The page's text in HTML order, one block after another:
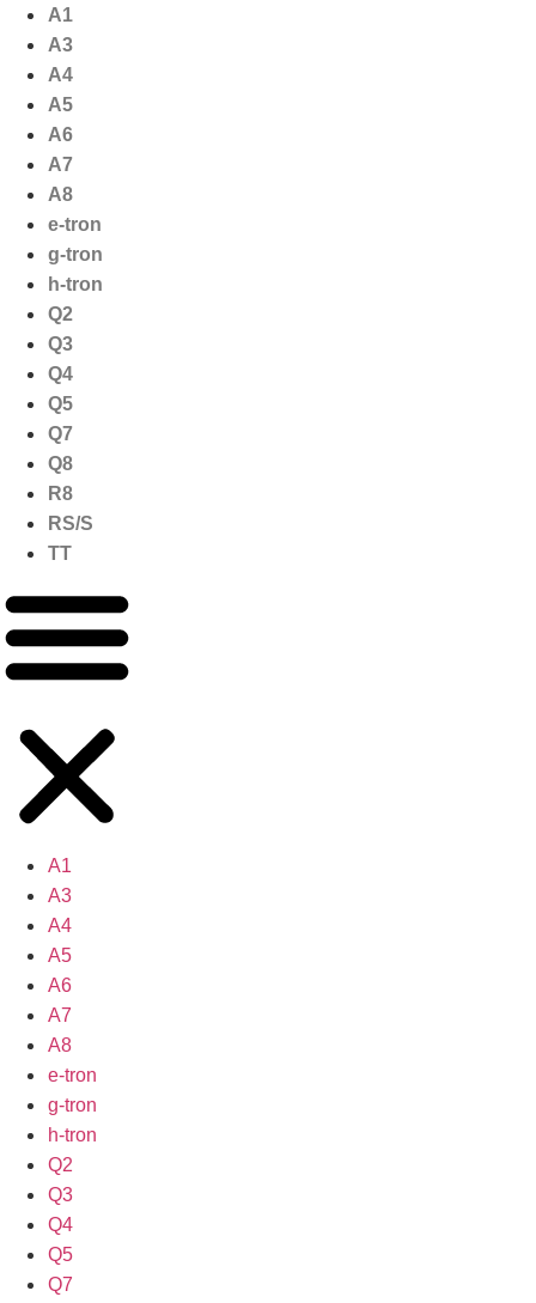
naar
inhoud
A1
A3
A4
A5
A6
A7
A8
e-tron
g-tron
h-tron
Q2
Q3
Q4
Q5
Q7
Q8
R8
RS/S
TT
A1
A3
A4
A5
A6
A7
A8
e-tron
g-tron
h-tron
Q2
Q3
Q4
Q5
Q7